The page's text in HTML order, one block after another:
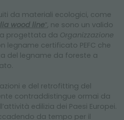
da materiali ecologici, come
wood line”, ne sono un valido
progettata da Organizzazione
legname certificato PEFC che
del legname da foreste a
e del retrofitting del
contraddistingue ormai da
edilizia dei Paesi Europei.
da tempo per il